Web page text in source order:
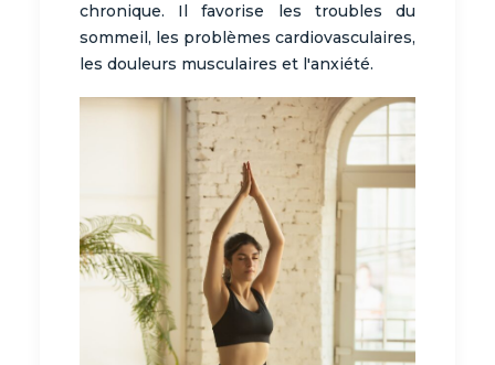
chronique. Il favorise les troubles du
sommeil, les problèmes cardiovasculaires,
les douleurs musculaires et l'anxiété.